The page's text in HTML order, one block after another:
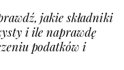
jakie składniki
i ile naprawdę
podatków i